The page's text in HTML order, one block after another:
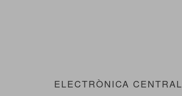
ELECTRÒNICA CENTRAL